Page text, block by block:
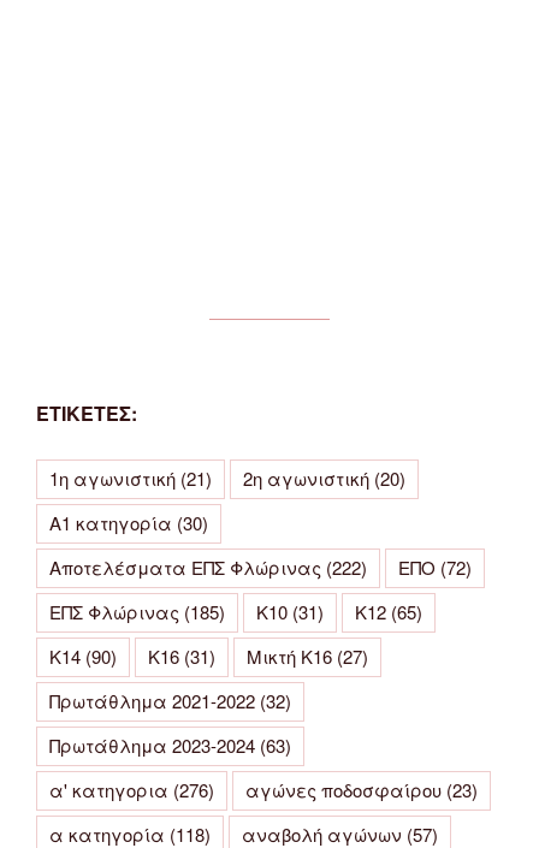
ΕΤΙΚΕΤΕΣ:
1η αγωνιστική (21) 2η αγωνιστική (20)
Α1 κατηγορία (30)
Αποτελέσματα ΕΠΣ Φλώρινας (222) ΕΠΟ (72)
ΕΠΣ Φλώρινας (185) Κ10 (31) Κ12 (65)
Κ14 (90) Κ16 (31) Μικτή Κ16 (27)
Πρωτάθλημα 2021-2022 (32)
Πρωτάθλημα 2023-2024 (63)
α' κατηγορια (276) αγώνες ποδοσφαίρου (23)
α κατηγορία (118) αναβολή αγώνων (57)